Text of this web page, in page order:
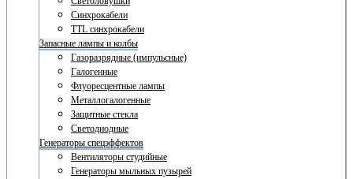
Синхрокабели
TTL синхрокабели
Запасные лампы и колбы
Газоразрядные (импульсные)
Галогенные
Флуоресцентные лампы
Металлогалогенные
Защитные стекла
Светодиодные
Генераторы спецэффектов
Вентиляторы студийные
Генераторы мыльных пузырей